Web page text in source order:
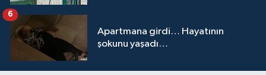
Apartmana girdi… Hayatının
şokunu yaşadı…
6